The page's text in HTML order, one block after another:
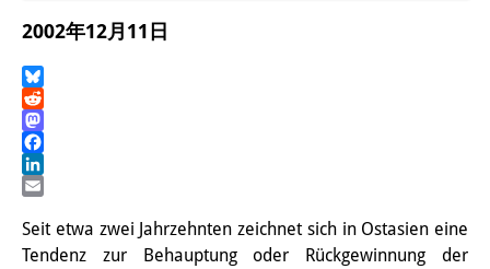
ーション
研究活動
2002年12月11日
Bluesky
Reddit
Mastodon
Facebook
LinkedIn
Seit etwa zwei Jahrzehnten zeichnet sich in Ostasien eine
Tendenz zur Behauptung oder Rückgewinnung der